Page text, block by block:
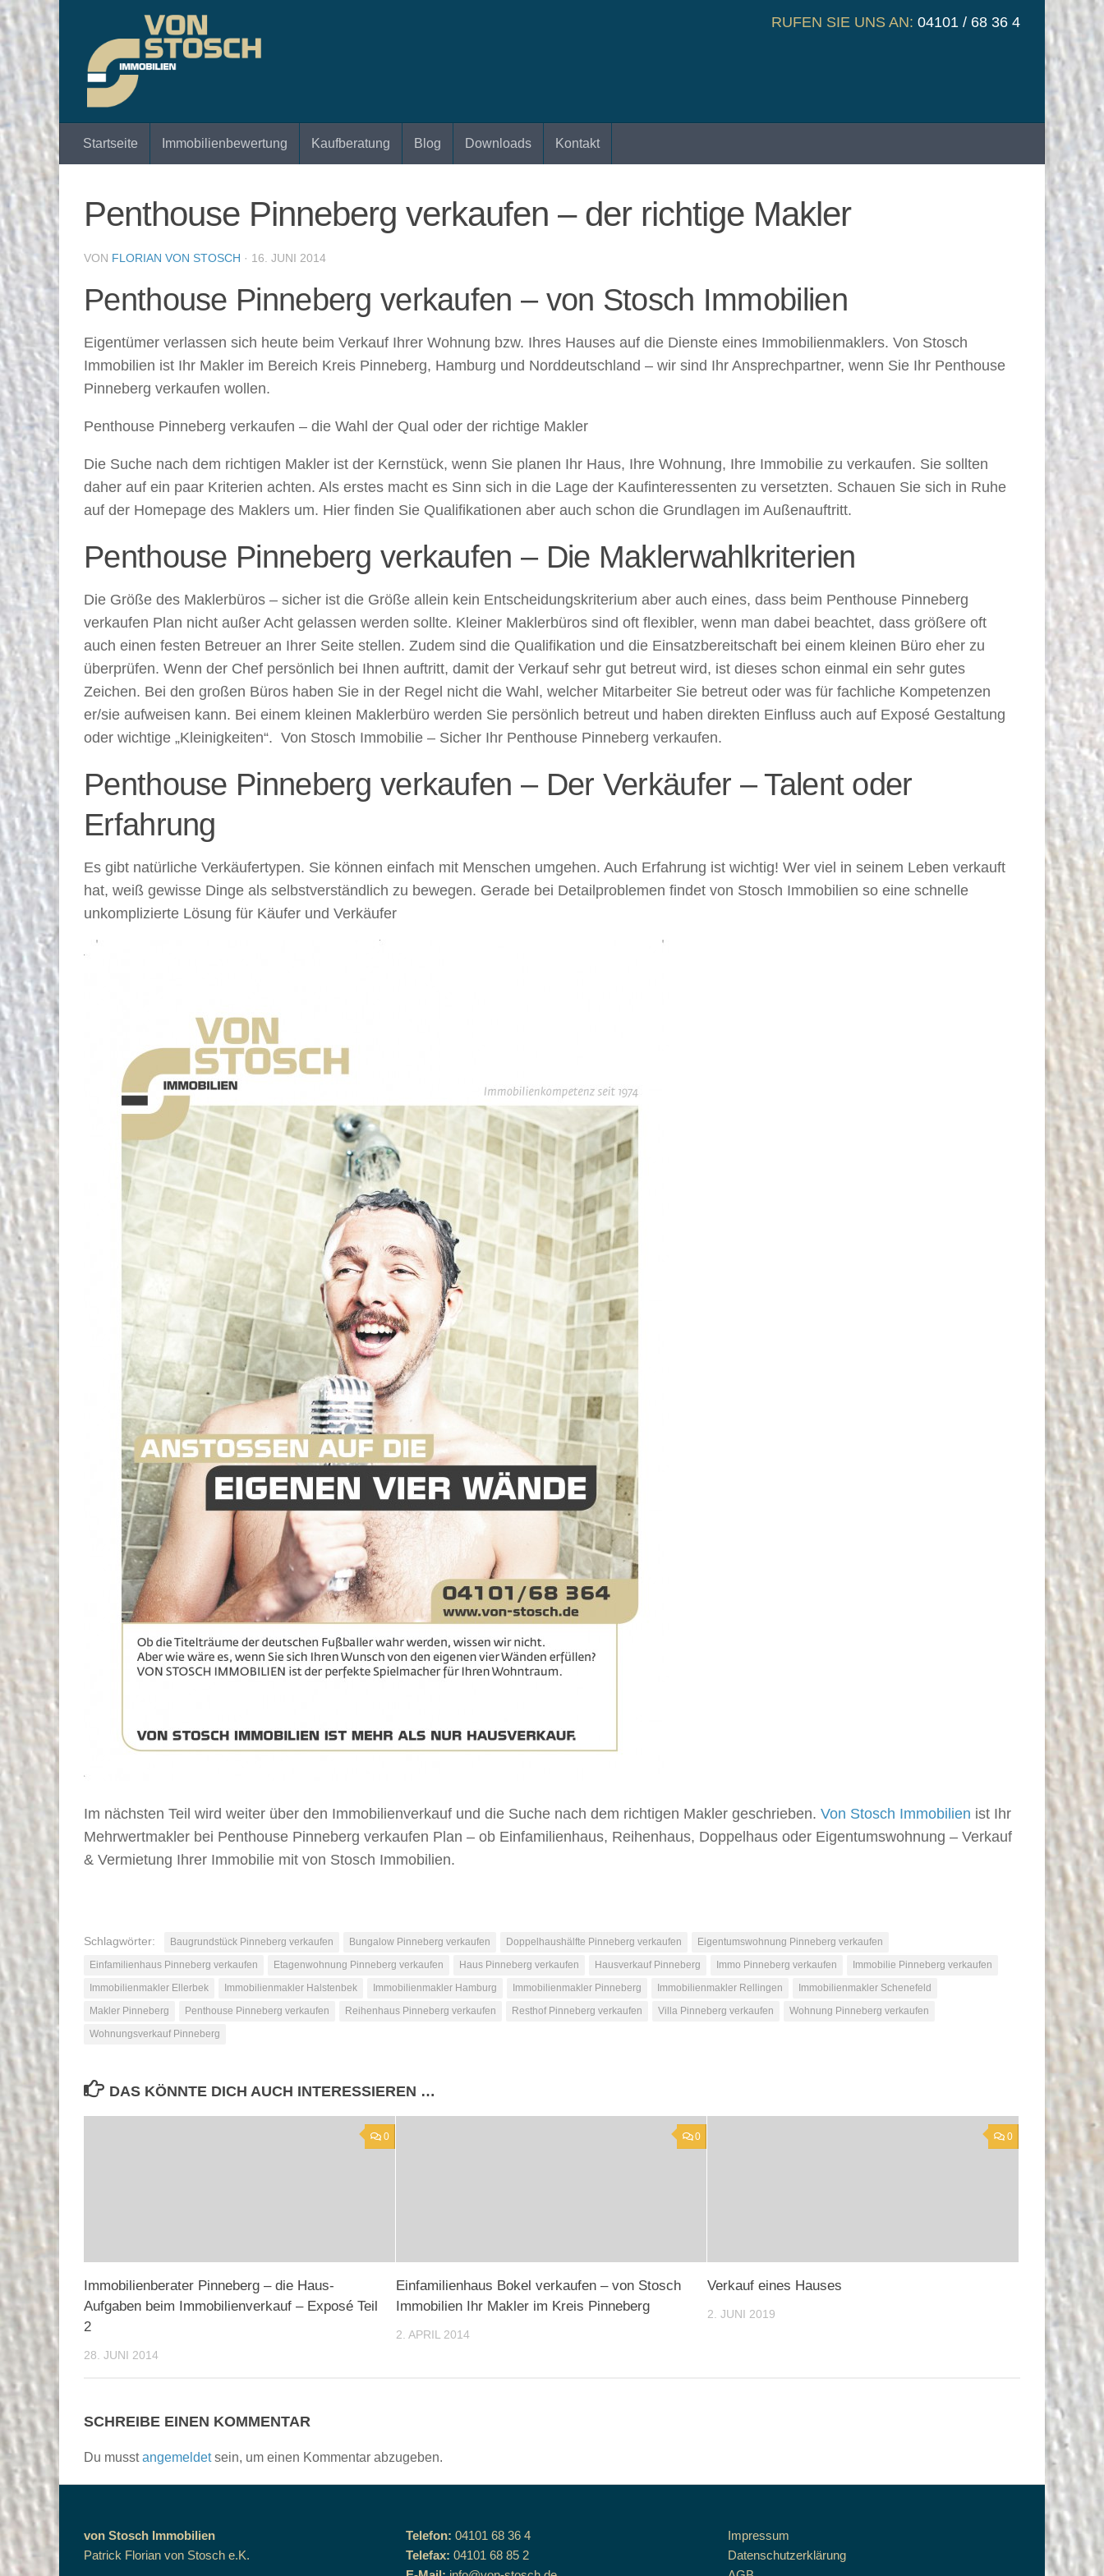
Zum Inhalt springen RUFEN SIE UNS AN: 04101 / 68 36 4
Startseite Immobilienbewertung Kaufberatung Blog Downloads Kontakt
Penthouse Pinneberg verkaufen – der richtige Makler
VON FLORIAN VON STOSCH · 16. JUNI 2014
Penthouse Pinneberg verkaufen – von Stosch Immobilien
Eigentümer verlassen sich heute beim Verkauf Ihrer Wohnung bzw. Ihres Hauses auf die Dienste eines Immobilienmaklers. Von Stosch
Immobilien ist Ihr Makler im Bereich Kreis Pinneberg, Hamburg und Norddeutschland – wir sind Ihr Ansprechpartner, wenn Sie Ihr Penthouse
Pinneberg verkaufen wollen.
Penthouse Pinneberg verkaufen – die Wahl der Qual oder der richtige Makler
Die Suche nach dem richtigen Makler ist der Kernstück, wenn Sie planen Ihr Haus, Ihre Wohnung, Ihre Immobilie zu verkaufen. Sie sollten
daher auf ein paar Kriterien achten. Als erstes macht es Sinn sich in die Lage der Kaufinteressenten zu versetzten. Schauen Sie sich in Ruhe
auf der Homepage des Maklers um. Hier finden Sie Qualifikationen aber auch schon die Grundlagen im Außenauftritt.
Penthouse Pinneberg verkaufen – Die Maklerwahlkriterien
Die Größe des Maklerbüros – sicher ist die Größe allein kein Entscheidungskriterium aber auch eines, dass beim Penthouse Pinneberg
verkaufen Plan nicht außer Acht gelassen werden sollte. Kleiner Maklerbüros sind oft flexibler, wenn man dabei beachtet, dass größere oft
auch einen festen Betreuer an Ihrer Seite stellen. Zudem sind die Qualifikation und die Einsatzbereitschaft bei einem kleinen Büro eher zu
überprüfen. Wenn der Chef persönlich bei Ihnen auftritt, damit der Verkauf sehr gut betreut wird, ist dieses schon einmal ein sehr gutes
Zeichen. Bei den großen Büros haben Sie in der Regel nicht die Wahl, welcher Mitarbeiter Sie betreut oder was für fachliche Kompetenzen
er/sie aufweisen kann. Bei einem kleinen Maklerbüro werden Sie persönlich betreut und haben direkten Einfluss auch auf Exposé Gestaltung
oder wichtige „Kleinigkeiten“. Von Stosch Immobilie – Sicher Ihr Penthouse Pinneberg verkaufen.
Penthouse Pinneberg verkaufen – Der Verkäufer – Talent oder
Erfahrung
Es gibt natürliche Verkäufertypen. Sie können einfach mit Menschen umgehen. Auch Erfahrung ist wichtig! Wer viel in seinem Leben verkauft
hat, weiß gewisse Dinge als selbstverständlich zu bewegen. Gerade bei Detailproblemen findet von Stosch Immobilien so eine schnelle
unkomplizierte Lösung für Käufer und Verkäufer
Im nächsten Teil wird weiter über den Immobilienverkauf und die Suche nach dem richtigen Makler geschrieben. Von Stosch Immobilien ist Ihr
Mehrwertmakler bei Penthouse Pinneberg verkaufen Plan – ob Einfamilienhaus, Reihenhaus, Doppelhaus oder Eigentumswohnung – Verkauf
& Vermietung Ihrer Immobilie mit von Stosch Immobilien.
Schlagwörter: Baugrundstück Pinneberg verkaufen Bungalow Pinneberg verkaufen Doppelhaushälfte Pinneberg verkaufen
Eigentumswohnung Pinneberg verkaufen
Einfamilienhaus Pinneberg verkaufen
Etagenwohnung Pinneberg verkaufen Haus Pinneberg verkaufen Hausverkauf Pinneberg Immo Pinneberg verkaufen
Immobilie Pinneberg verkaufen
Immobilienmakler Ellerbek
Immobilienmakler Halstenbek Immobilienmakler Hamburg Immobilienmakler Pinneberg Immobilienmakler Rellingen
Immobilienmakler Schenefeld
Makler Pinneberg
Penthouse Pinneberg verkaufen Reihenhaus Pinneberg verkaufen Resthof Pinneberg verkaufen Villa Pinneberg verkaufen
Wohnung Pinneberg verkaufen
Wohnungsverkauf Pinneberg
DAS KÖNNTE DICH AUCH INTERESSIEREN …
0
Immobilienberater Pinneberg – die Haus-
Aufgaben beim Immobilienverkauf – Exposé Teil
2
28. JUNI 2014
0
Einfamilienhaus Bokel verkaufen – von Stosch
Immobilien Ihr Makler im Kreis Pinneberg
2. APRIL 2014
0
Verkauf eines Hauses
2. JUNI 2019
SCHREIBE EINEN KOMMENTAR
Du musstangemeldetsein, um einen Kommentar abzugeben.
von Stosch Immobilien
Patrick Florian von Stosch e.K.
Telefon: 04101 68 36 4
Telefax: 04101 68 85 2
Impressum
Datenschutzerklärung